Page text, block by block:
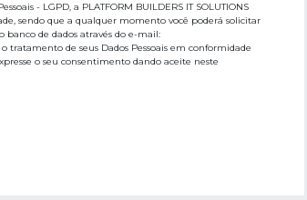
- LGPD, a PLATFORM BUILDERS IT SOLUTIONS
sendo que a qualquer momento você poderá solicitar
banco de dados através do e-mail:
tratamento de seus Dados Pessoais em conformidade
o seu consentimento dando aceite neste